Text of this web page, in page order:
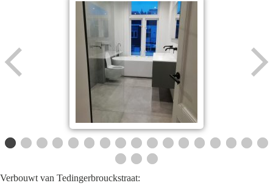
Verbouwt van Tedingerbrouckstraat: